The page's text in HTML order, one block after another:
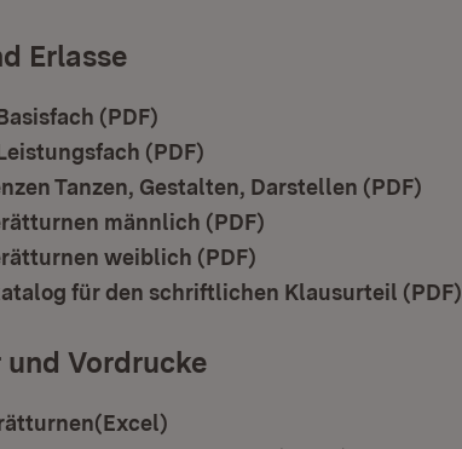
Erlasse
(PDF)
(PDF)
Tanzen, Gestalten, Darstellen (PDF)
männlich (PDF)
weiblich (PDF)
für den schriftlichen Klausurteil (PDF)
Vordrucke